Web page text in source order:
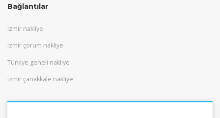
Bağlantılar
izmir nakliye
izmir çorum nakliye
Türkiye geneli nakliye
izmir çanakkale nakliye